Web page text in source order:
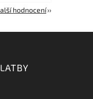
hodnocení